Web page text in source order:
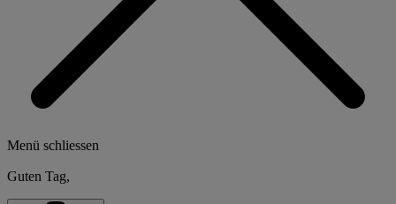
Menü schliessen
Guten Tag,